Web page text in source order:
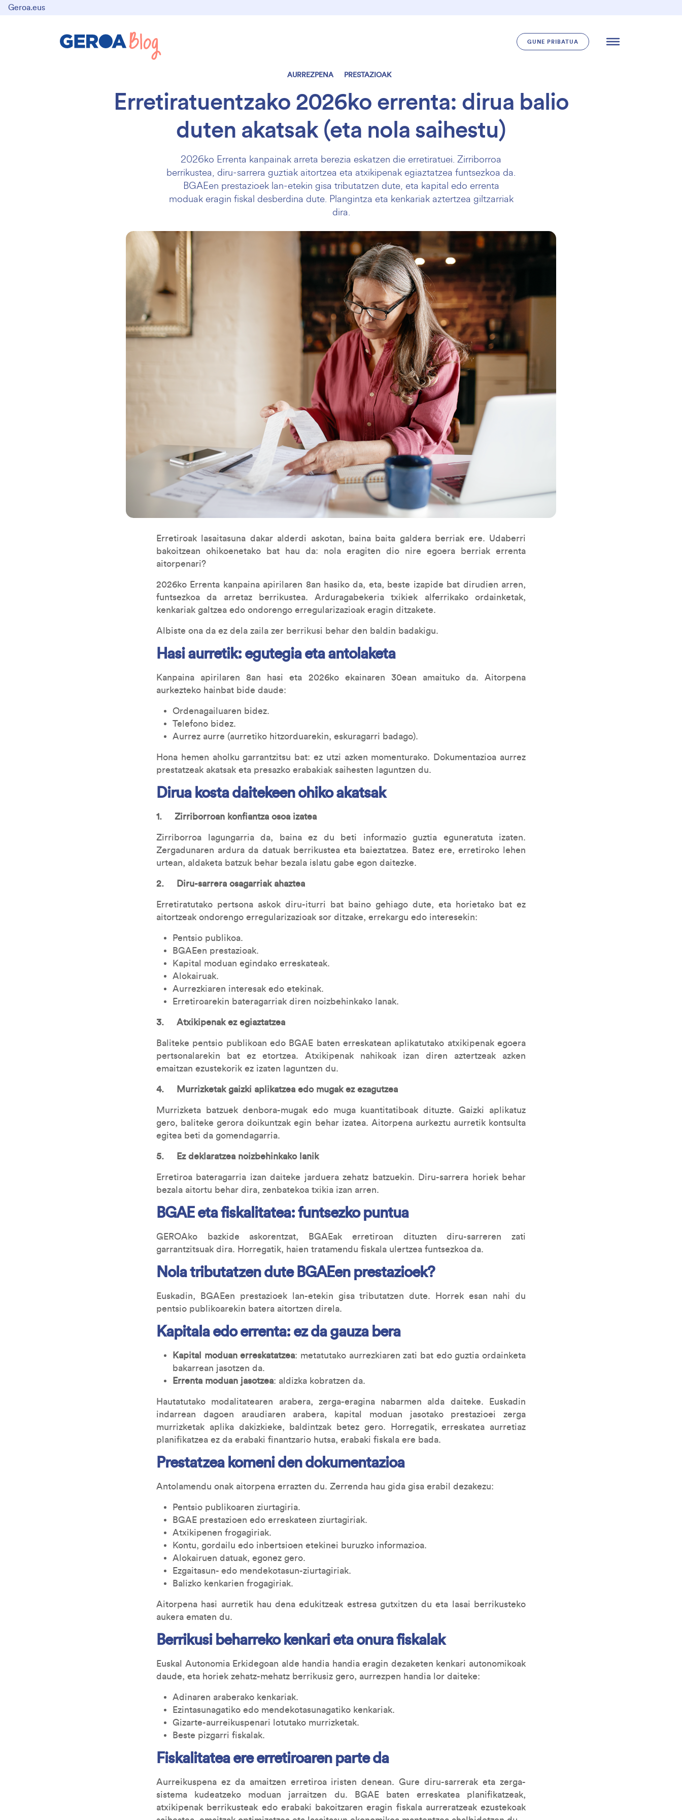
Geroa.eus
GUNE PRIBATUA
AURREZPENA PRESTAZIOAK
Erretiratuentzako 2026ko errenta: dirua balio
duten akatsak (eta nola saihestu)
2026ko Errenta kanpainak arreta berezia eskatzen die erretiratuei. Zirriborroa
berrikustea, diru-sarrera guztiak aitortzea eta atxikipenak egiaztatzea funtsezkoa da.
BGAEen prestazioek lan-etekin gisa tributatzen dute, eta kapital edo errenta
moduak eragin fiskal desberdina dute. Plangintza eta kenkariak aztertzea giltzarriak
dira.
Erretiroak lasaitasuna dakar alderdi askotan, baina baita galdera berriak ere. Udaberri
bakoitzean ohikoenetako bat hau da: nola eragiten dio nire egoera berriak errenta
aitorpenari?
2026ko Errenta kanpaina apirilaren 8an hasiko da, eta, beste izapide bat dirudien arren,
funtsezkoa da arretaz berrikustea. Arduragabekeria txikiek alferrikako ordainketak,
kenkariak galtzea edo ondorengo erregularizazioak eragin ditzakete.
Albiste ona da ez dela zaila zer berrikusi behar den baldin badakigu.
Hasi aurretik: egutegia eta antolaketa
Kanpaina apirilaren 8an hasi eta 2026ko ekainaren 30ean amaituko da. Aitorpena
aurkezteko hainbat bide daude:
Ordenagailuaren bidez.
Telefono bidez.
Aurrez aurre (aurretiko hitzorduarekin, eskuragarri badago).
Hona hemen aholku garrantzitsu bat: ez utzi azken momenturako. Dokumentazioa aurrez
prestatzeak akatsak eta presazko erabakiak saihesten laguntzen du.
Dirua kosta daitekeen ohiko akatsak
1. Zirriborroan konfiantza osoa izatea
Zirriborroa lagungarria da, baina ez du beti informazio guztia eguneratuta izaten.
Zergadunaren ardura da datuak berrikustea eta baieztatzea. Batez ere, erretiroko lehen
urtean, aldaketa batzuk behar bezala islatu gabe egon daitezke.
2. Diru-sarrera osagarriak ahaztea
Erretiratutako pertsona askok diru-iturri bat baino gehiago dute, eta horietako bat ez
aitortzeak ondorengo erregularizazioak sor ditzake, errekargu edo interesekin:
Pentsio publikoa.
BGAEen prestazioak.
Kapital moduan egindako erreskateak.
Alokairuak.
Aurrezkiaren interesak edo etekinak.
Erretiroarekin bateragarriak diren noizbehinkako lanak.
3. Atxikipenak ez egiaztatzea
Baliteke pentsio publikoan edo BGAE baten erreskatean aplikatutako atxikipenak egoera
pertsonalarekin bat ez etortzea. Atxikipenak nahikoak izan diren aztertzeak azken
emaitzan ezustekorik ez izaten laguntzen du.
4. Murrizketak gaizki aplikatzea edo mugak ez ezagutzea
Murrizketa batzuek denbora-mugak edo muga kuantitatiboak dituzte. Gaizki aplikatuz
gero, baliteke gerora doikuntzak egin behar izatea. Aitorpena aurkeztu aurretik kontsulta
egitea beti da gomendagarria.
5. Ez deklaratzea noizbehinkako lanik
Erretiroa bateragarria izan daiteke jarduera zehatz batzuekin. Diru-sarrera horiek behar
bezala aitortu behar dira, zenbatekoa txikia izan arren.
BGAE eta fiskalitatea: funtsezko puntua
GEROAko bazkide askorentzat, BGAEak erretiroan dituzten diru-sarreren zati
garrantzitsuak dira. Horregatik, haien tratamendu fiskala ulertzea funtsezkoa da.
Nola tributatzen dute BGAEen prestazioek?
Euskadin, BGAEen prestazioek lan-etekin gisa tributatzen dute. Horrek esan nahi du
pentsio publikoarekin batera aitortzen direla.
Kapitala edo errenta: ez da gauza bera
Kapital moduan erreskatatzea: metatutako aurrezkiaren zati bat edo guztia ordainketa
bakarrean jasotzen da.
Errenta moduan jasotzea: aldizka kobratzen da.
Hautatutako modalitatearen arabera, zerga-eragina nabarmen alda daiteke. Euskadin
indarrean dagoen araudiaren arabera, kapital moduan jasotako prestazioei zerga
murrizketak aplika dakizkieke, baldintzak betez gero. Horregatik, erreskatea aurretiaz
planifikatzea ez da erabaki finantzario hutsa, erabaki fiskala ere bada.
Prestatzea komeni den dokumentazioa
Antolamendu onak aitorpena errazten du. Zerrenda hau gida gisa erabil dezakezu:
Pentsio publikoaren ziurtagiria.
BGAE prestazioen edo erreskateen ziurtagiriak.
Atxikipenen frogagiriak.
Kontu, gordailu edo inbertsioen etekinei buruzko informazioa.
Alokairuen datuak, egonez gero.
Ezgaitasun- edo mendekotasun-ziurtagiriak.
Balizko kenkarien frogagiriak.
Aitorpena hasi aurretik hau dena edukitzeak estresa gutxitzen du eta lasai berrikusteko
aukera ematen du.
Berrikusi beharreko kenkari eta onura fiskalak
Euskal Autonomia Erkidegoan alde handia handia eragin dezaketen kenkari autonomikoak
daude, eta horiek zehatz-mehatz berrikusiz gero, aurrezpen handia lor daiteke:
Adinaren araberako kenkariak.
Ezintasunagatiko edo mendekotasunagatiko kenkariak.
Gizarte-aurreikuspenari lotutako murrizketak.
Beste pizgarri fiskalak.
Fiskalitatea ere erretiroaren parte da
Aurreikuspena ez da amaitzen erretiroa iristen denean. Gure diru-sarrerak eta zerga-
sistema kudeatzeko moduan jarraitzen du. BGAE baten erreskatea planifikatzeak,
atxikipenak berrikusteak edo erabaki bakoitzaren eragin fiskala aurreratzeak ezustekoak